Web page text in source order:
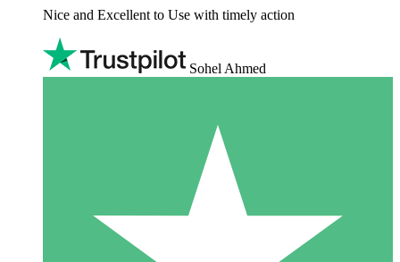
Nice and Excellent to Use with timely action
Sohel Ahmed